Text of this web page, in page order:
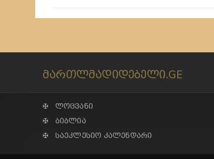
მართლმადიდებელი.GE
✠ ლოცვანი
✠ ბიბლია
✠ საეკლესიო კალენდარი